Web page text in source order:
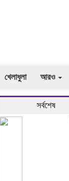
খেলাধুলা আরও
সর্বশেষ